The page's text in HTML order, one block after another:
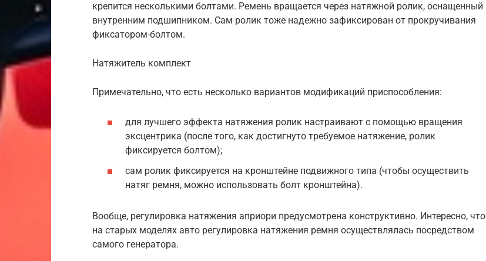
крепится несколькими болтами. Ремень вращается через натяжной ролик, оснащенный
внутренним подшипником. Сам ролик тоже надежно зафиксирован от прокручивания
фиксатором-болтом.
Натяжитель комплект
Примечательно, что есть несколько вариантов модификаций приспособления:
для лучшего эффекта натяжения ролик настраивают с помощью вращения
эксцентрика (после того, как достигнуто требуемое натяжение, ролик
фиксируется болтом);
сам ролик фиксируется на кронштейне подвижного типа (чтобы осуществить
натяг ремня, можно использовать болт кронштейна).
Вообще, регулировка натяжения априори предусмотрена конструктивно. Интересно, что
на старых моделях авто регулировка натяжения ремня осуществлялась посредством
самого генератора.